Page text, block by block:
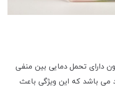
3 عددی لیمون دارای تحمل دمایی بین منفی
گراد می باشد که این ویژگی باعث